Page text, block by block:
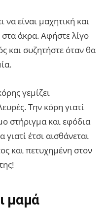
είναι μαχητική και
στα άκρα. Αφήστε λίγο
και συζητήστε όταν θα
γεμίζει
Την κόρη γιατί
στήριγμα και εφόδια
έτσι αισθάνεται
και πετυχημένη στον
μαμά